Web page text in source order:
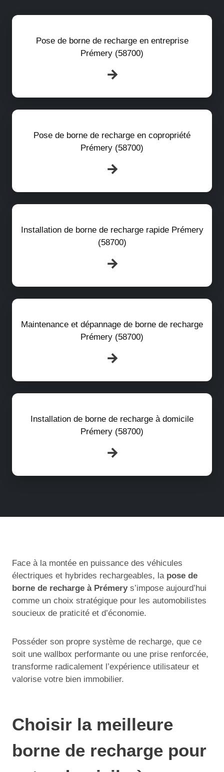
Pose de borne de recharge en entreprise
Prémery (58700)
Pose de borne de recharge en copropriété
Prémery (58700)
Installation de borne de recharge rapide Prémery
(58700)
Maintenance et dépannage de borne de recharge
Prémery (58700)
Installation de borne de recharge à domicile
Prémery (58700)
Face à la montée en puissance des véhicules
électriques et hybrides rechargeables, la pose de
borne de recharge à Prémerys’impose aujourd’hui
comme un choix stratégique pour les automobilistes
soucieux de praticité et d’économie.
Posséder son propre système de recharge, que ce
soit une wallbox performante ou une prise renforcée,
transforme radicalement l’expérience utilisateur et
valorise votre bien immobilier.
Choisir la meilleure
borne de recharge pour